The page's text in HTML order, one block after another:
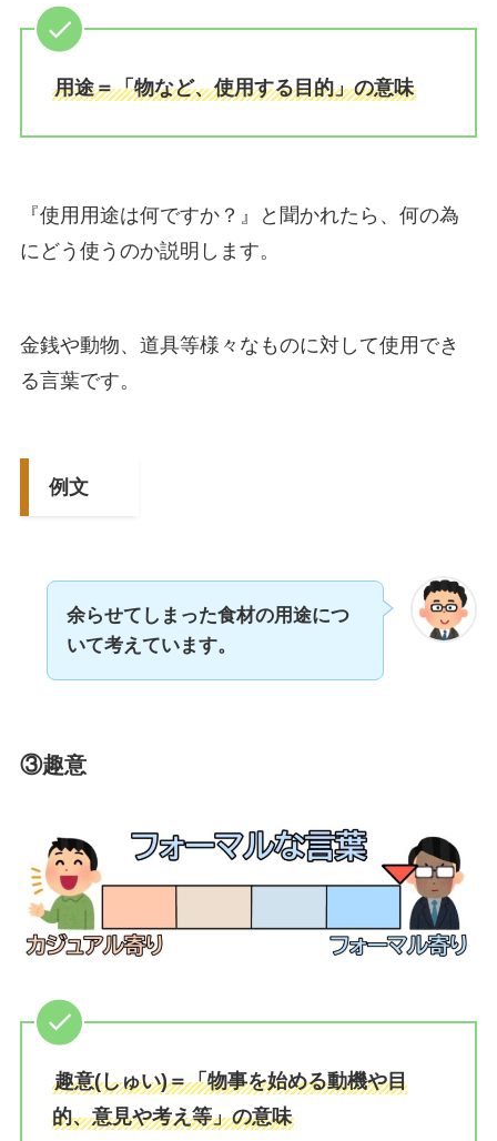
用途＝「物など、使用する目的」の意味
『使用用途は何ですか？』と聞かれたら、何の為
にどう使うのか説明します。
金銭や動物、道具等様々なものに対して使用でき
る言葉です。
例文
余らせてしまった食材の用途につ
いて考えています。
③趣意
趣意(しゅい)＝「物事を始める動機や目
的、意見や考え等」の意味